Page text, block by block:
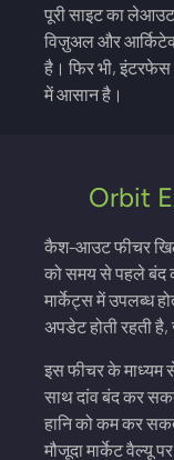
पूरी साइट का
विज़ुअल और
है। फिर भी, इंटरफेस
में आसान है।
Orbit
कैश-आउट फीचर
को समय से पहले बंद
मार्केट्स में उपलब्ध
अपडेट होती रहती है,
इस फीचर के माध्यम
साथ दांव बंद कर
हानि को कम कर
मौजूदा मार्केट वैल्यू